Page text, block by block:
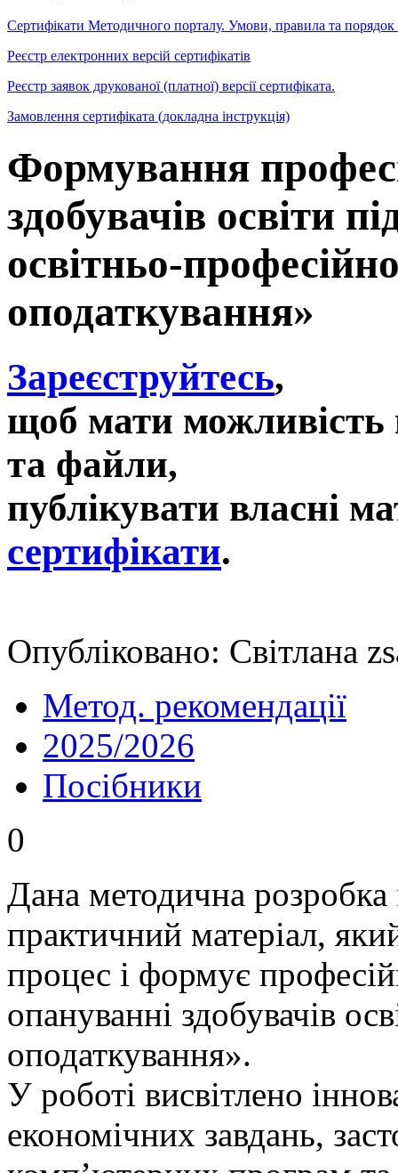
Сертифікати Методичного порталу. Умови, правила та порядок
Реєстр електронних версій сертифікатів
Реєстр заявок друкованої (платної) версії сертифіката.
Замовлення сертифіката (докладна інструкція)
Формування
здобувачів освіти
освітньо-
оподаткування»
Зареєструйтесь,
щоб мати можливість
та файли,
публікувати власні
сертифікати.
Опубліковано: Світлана
Метод. рекомендації
2025/2026
Посібники
0
Дана методична розробка
практичний матеріал,
процес і формує
опануванні здобувачів
оподаткування».
У роботі висвітлено
економічних завдань,